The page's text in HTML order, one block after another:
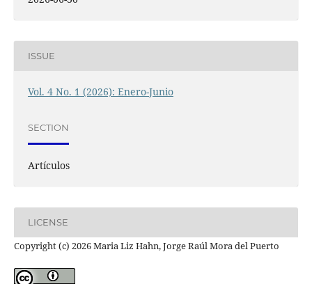
ISSUE
Vol. 4 No. 1 (2026): Enero-Junio
SECTION
Artículos
LICENSE
Copyright (c) 2026 Maria Liz Hahn, Jorge Raúl Mora del Puerto